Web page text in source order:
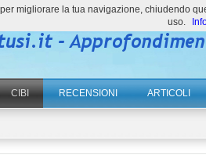
CIBI RECENSIONI ARTICOLI
migliorare la tua navigazione, chiudendo
uso.